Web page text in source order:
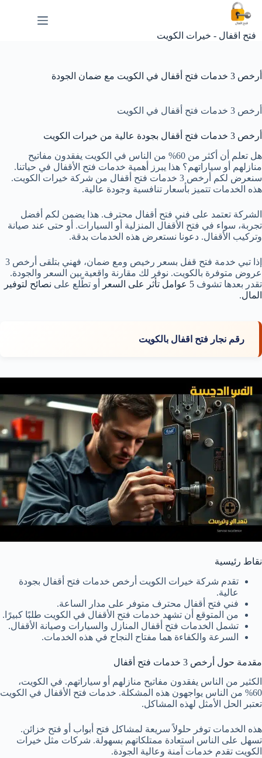
التجاوز
إلى
المحتوى
فتح اقفال - خيرات الكويت
أرخص 3 خدمات فتح أقفال في الكويت مع ضمان الجودة
أرخص 3 خدمات فتح أقفال في الكويت
أرخص 3 خدمات فتح أقفال بجودة عالية من خيرات الكويت
هل تعلم أن أكثر من 60% من الناس في الكويت يفقدون مفاتيح
منازلهم أو سياراتهم؟ هذا يبرز أهمية خدمات فتح الأقفال في حياتنا.
سنعرض لكم أرخص 3 خدمات فتح أقفال من شركة خيرات الكويت.
هذه الخدمات تتميز بأسعار تنافسية وجودة عالية.
الشركة تعتمد على فني فتح أقفال محترف. هذا يضمن لكم أفضل
تجربة، سواء في فتح الأقفال المنزلية أو السيارات. أو حتى عند صيانة
وتركيب الأقفال. دعونا نستعرض هذه الخدمات بدقة.
إذا تبي خدمة فتح قفل بسعر رخيص ومع ضمان، فهني بتلقى أرخص 3
عروض متوفرة بالكويت. نوفر لك مقارنة واقعية بين السعر والجودة.
تقدر بعدها تشوف 5 عوامل تأثر على السعر أو تطّلع على نصائح لتوفير
المال.
رقم نجار فتح اقفال بالكويت
نقاط رئيسية
تقدم شركة خيرات الكويت أرخص خدمات فتح أقفال بجودة
عالية.
فني فتح أقفال محترف متوفر على مدار الساعة.
من المتوقع أن تشهد خدمات فتح الأقفال في الكويت طلبًا كبيرًا.
تشمل الخدمات فتح أقفال المنازل والسيارات وصيانة الأقفال.
السرعة والكفاءة هما مفتاح النجاح في هذه الخدمات.
مقدمة حول أرخص 3 خدمات فتح أقفال
الكثير من الناس يفقدون مفاتيح منازلهم أو سياراتهم. في الكويت،
60% من الناس يواجهون هذه المشكلة. خدمات فتح الأقفال في الكويت
تعتبر الحل الأمثل لهذه المشاكل.
هذه الخدمات توفر حلولاً سريعة لمشاكل فتح أبواب أو فتح خزائن.
تسهل على الناس استعادة ممتلكاتهم بسهولة. شركات مثل خيرات
الكويت تقدم خدمات آمنة وعالية الجودة.